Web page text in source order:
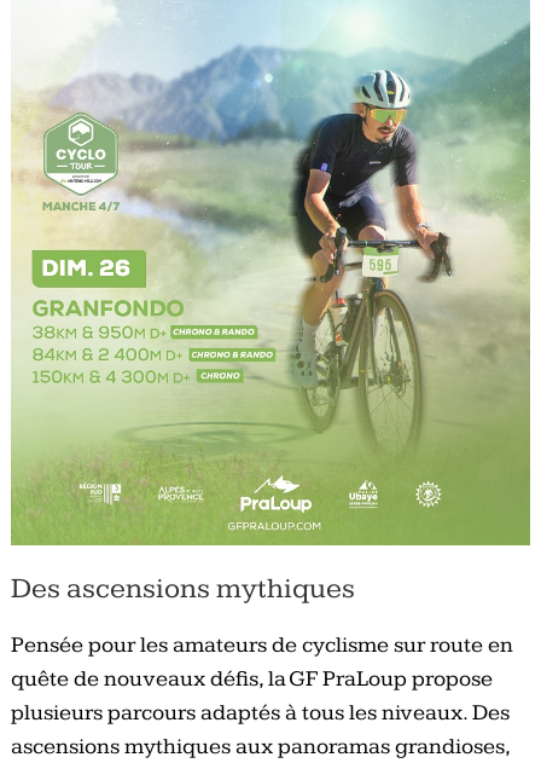
Des ascensions mythiques
Pensée pour les amateurs de cyclisme sur route en
quête de nouveaux déﬁs, la GF PraLoup propose
plusieurs parcours adaptés à tous les niveaux. Des
ascensions mythiques aux panoramas grandioses,